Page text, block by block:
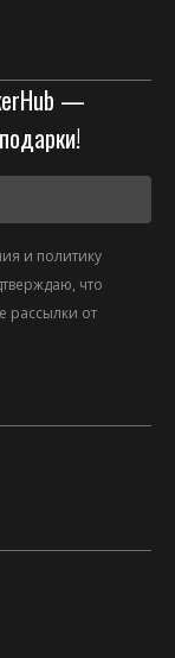
—
и политику
что
рассылки от